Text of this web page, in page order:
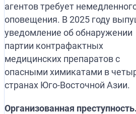
агентов требует
оповещения. В 2025 году
уведомление об обнаружении
партии контрафактных
медицинских препаратов с
опасными химикатами в
странах Юго-Восточной Азии.
Организованная преступность.